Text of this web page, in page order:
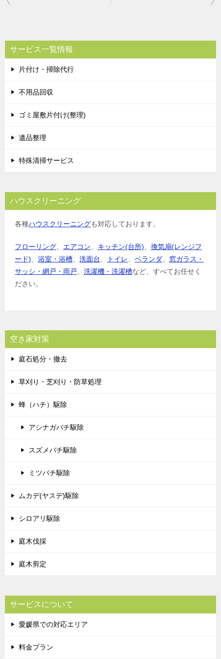
ビ
ゲ
ー
シ
サービス一覧情報
片付け・掃除代行
不用品回収
ゴミ屋敷片付け(整理)
遺品整理
特殊清掃サービス
ハウスクリーニング
各種ハウスクリーニングも対応しております。
フローリング、 エアコン、 キッチン(台所)、 換気扇(レンジフ
ード)、 浴室・浴槽、 洗面台、 トイレ、 ベランダ、 窓ガラス・
サッシ・網戸・雨戸、 洗濯機・洗濯槽など、すべてお任せく
ださい。
空き家対策
庭石処分・撤去
草刈り・芝刈り・防草処理
蜂（ハチ）駆除
アシナガバチ駆除
スズメバチ駆除
ミツバチ駆除
ムカデ(ヤスデ)駆除
シロアリ駆除
庭木伐採
庭木剪定
サービスについて
愛媛県での対応エリア
料金プラン